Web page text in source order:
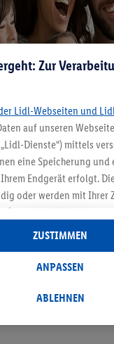
Versand
Zur
Lidl-Webseiten und
auf unseren
Dienste“) mittels
eine Speicherung
Endgerät erfolgt.
oder werden mit Ihrer
(u.a.
Zusammenhang mit dem
oder für personalisierte
für personalisierte
ABLEHNEN
ANPASSEN
ZUSTIMMEN